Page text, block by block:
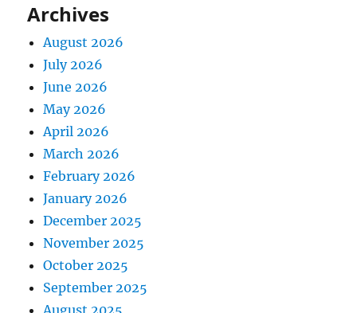
Archives
August 2026
July 2026
June 2026
May 2026
April 2026
March 2026
February 2026
January 2026
December 2025
November 2025
October 2025
September 2025